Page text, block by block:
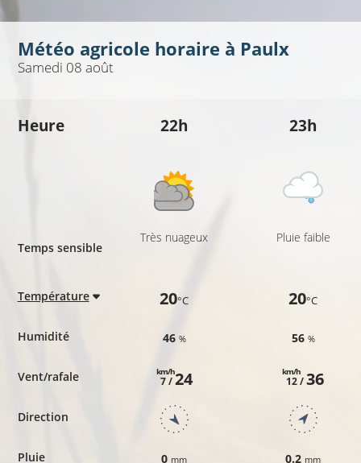
Météo agricole horaire à Paulx
Samedi 08 août
Heure
Temps sensible
Température
Humidité
Vent/rafale
Direction
Pluie
22h
Très nuageux
20°C
46 %
7 /
km/h24
0 mm
23h
Pluie faible
20°C
56 %
12 /
km/h 36
0.2 mm